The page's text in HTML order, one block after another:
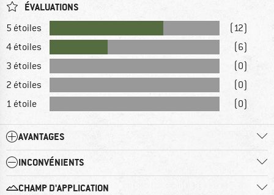
ÉVALUATIONS
5 étoiles
(12)
4 étoiles
(6)
3 étoiles
(0)
2 étoiles
(0)
1 étoile
(0)
AVANTAGES
INCONVÉNIENTS
CHAMP D'APPLICATION